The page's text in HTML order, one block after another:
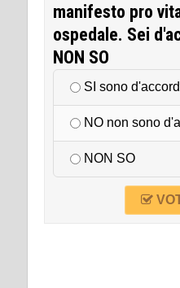
manifesto pro
ospedale. Sei
NON SO
SI sono
NO non sono
NON SO